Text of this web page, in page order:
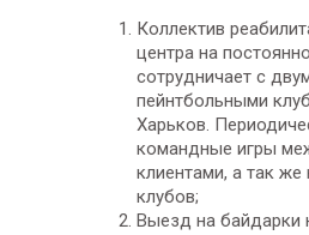
Коллектив
центра на
сотрудничает с
пейнтбольными
Харьков.
командные игры
клиентами, а так
клубов;
Выезд на байдарки